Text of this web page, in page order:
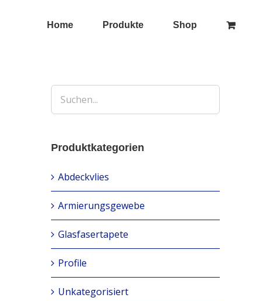
Home Produkte Shop
Produktkategorien
Abdeckvlies
Armierungsgewebe
Glasfasertapete
Profile
Unkategorisiert